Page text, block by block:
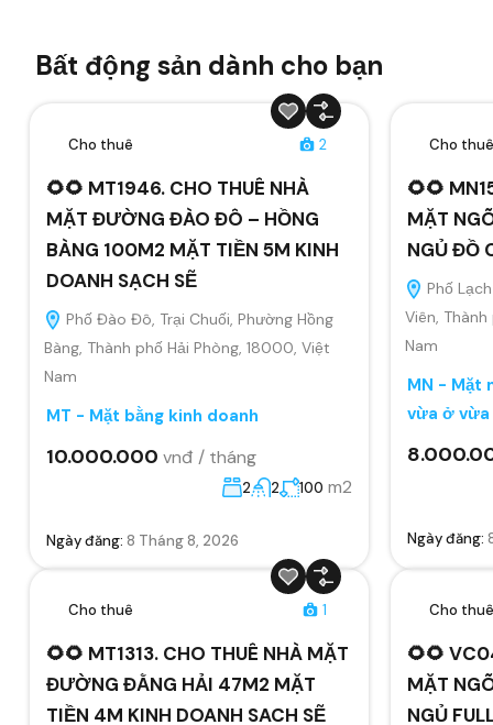
Bất động sản dành cho bạn
Cho thuê 2
🌻🌻 MT1946. CHO THUÊ NHÀ
MẶT ĐƯỜNG ĐÀO ĐÔ – HỒNG
BÀNG 100M2 MẶT TIỀN 5M KINH
DOANH SẠCH SẼ
Phố Đào Đô, Trại Chuối, Phường Hồng
Bàng, Thành phố Hải Phòng, 18000, Việt
Nam
MT - Mặt bằng kinh doanh
10.000.000 vnđ / tháng
2 2 100 m2
Ngày đăng: 8 Tháng 8, 2026
Cho thuê
🌻🌻
MẶT
NGỦ ĐỒ
Phố
Viên,
Nam
MN - Mặt
vừa ở
Ngày đăng:
Cho thuê 1
🌻🌻 MT1313. CHO THUÊ NHÀ MẶT
ĐƯỜNG ĐẰNG HẢI 47M2 MẶT
TIỀN 4M KINH DOANH SACH SẼ
Cho thuê
🌻🌻
MẶT
NGỦ